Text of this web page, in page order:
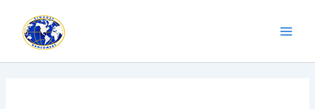
contenido
entradas